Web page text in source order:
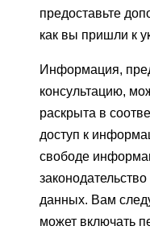
предоставьте
как вы пришли к
Информация,
консультацию,
раскрыта в
доступ к
свободе
данных. Вам
может включать